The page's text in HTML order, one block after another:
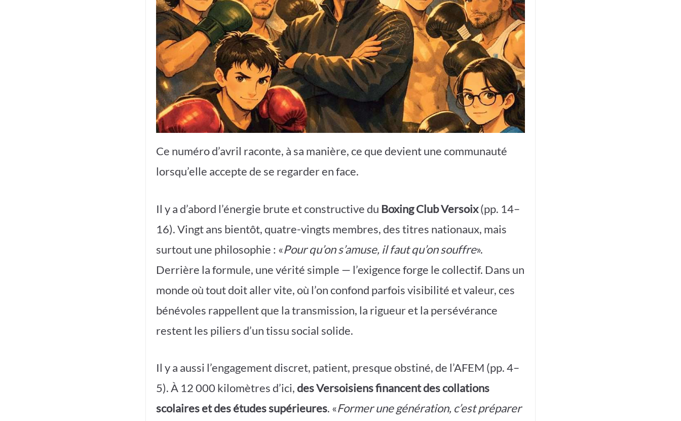
Ce numéro d’avril raconte, à sa manière, ce que devient une communauté
lorsqu’elle accepte de se regarder en face.
Il y a d’abord l’énergie brute et constructive du Boxing Club Versoix(pp. 14–
16). Vingt ans bientôt, quatre-vingts membres, des titres nationaux, mais
surtout une philosophie : «Pour qu’on s’amuse, il faut qu’on souffre».
Derrière la formule, une vérité simple — l’exigence forge le collectif. Dans un
monde où tout doit aller vite, où l’on confond parfois visibilité et valeur, ces
bénévoles rappellent que la transmission, la rigueur et la persévérance
restent les piliers d’un tissu social solide.
Il y a aussi l’engagement discret, patient, presque obstiné, de l’AFEM (pp. 4–
5). À 12 000 kilomètres d’ici,des Versoisiens financent des collations
scolaires et des études supérieures. «Former une génération, c’est préparer